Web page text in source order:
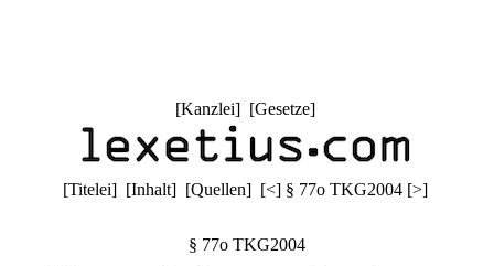
[Kanzlei] [Gesetze]
[Titelei] [Inhalt] [Quellen] [<] § 77o TKG2004 [>]
§ 77o TKG2004